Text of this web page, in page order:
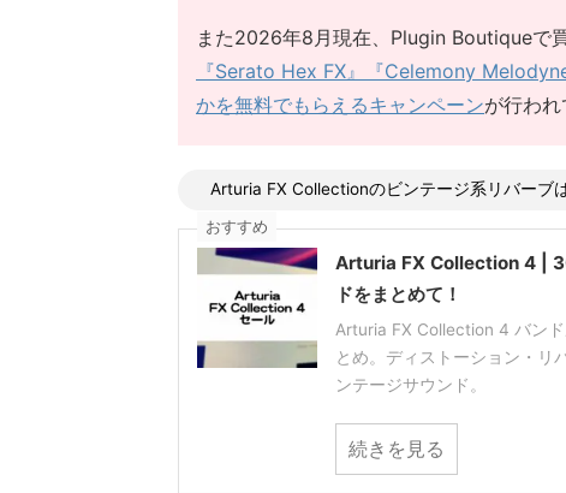
また2026年8月現在、Plugin Boutiqueで
『Serato Hex FX』『Celemony
かを無料でもらえるキャンペーンが行われ
Arturia FX Collectionのビンテージ系リバーブ
おすすめ
Arturia FX Collection 4 |
ドをまとめて！
Arturia FX Collection 4 バン
とめ。ディストーション・リ
ンテージサウンド。
続きを見る